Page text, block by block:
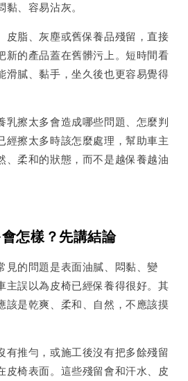
、容易沾灰。
皮脂、灰塵或舊保養品殘留，直接
新的產品蓋在舊髒污上。短時間看
滑膩、黏手，坐久後也更容易覺得
乳擦太多會造成哪些問題、怎麼判
經擦太多時該怎麼處理，幫助車主
、柔和的狀態，而不是越保養越油
怎樣？先講結論
見的問題是表面油膩、悶黏、變
主誤以為皮椅已經保養得很好。其
該是乾爽、柔和、自然，不應該摸
有推勻，或施工後沒有把多餘殘留
皮椅表面。這些殘留會和汗水、皮